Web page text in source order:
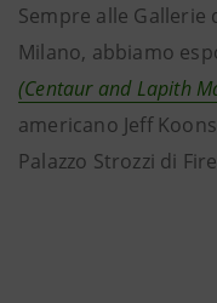
Sempre alle Gallerie
Milano, abbiamo
(Centaur and Lapith
americano Jeff
Palazzo Strozzi di